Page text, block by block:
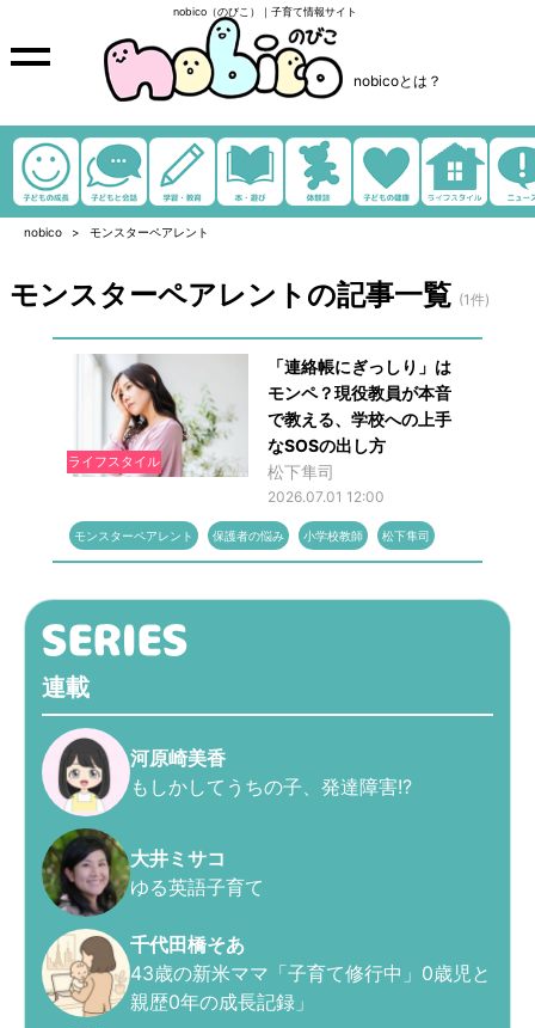
nobico（のびこ）｜子育て情報サイト
nobicoとは？
nobico モンスターペアレント
モンスターペアレントの記事一覧 (1件)
ライフスタイル
「連絡帳にぎっしり」は
モンペ？現役教員が本音
で教える、学校への上手
なSOSの出し方
松下隼司
2026.07.01 12:00
モンスターペアレント 保護者の悩み 小学校教師 松下隼司
連載
河原崎美香
もしかしてうちの子、発達障害!?
大井ミサコ
ゆる英語子育て
千代田橋そあ
43歳の新米ママ「子育て修行中」0歳児と
親歴0年の成長記録」